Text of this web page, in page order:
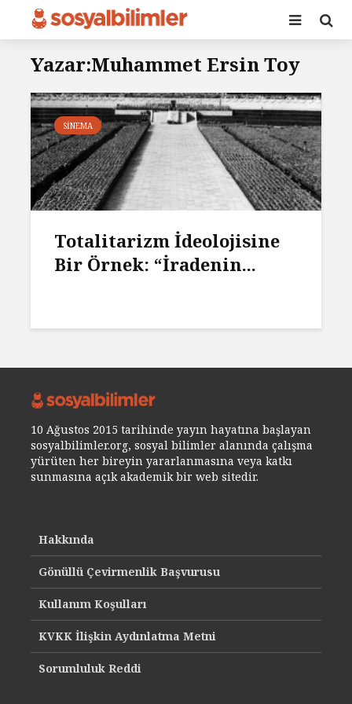
Yazar:Muhammet Ersin Toy
SINEMA
Totalitarizm İdeolojisine
Bir Örnek: “İradenin...
10 Ağustos 2015 tarihinde yayın hayatına başlayan
sosyalbilimler.org, sosyal bilimler alanında çalışma
yürüten her bireyin yararlanmasına veya katkı
sunmasına açık akademik bir web sitedir.
Hakkında
Gönüllü Çevirmenlik Başvurusu
Kullanım Koşulları
KVKK İlişkin Aydınlatma Metni
Sorumluluk Reddi